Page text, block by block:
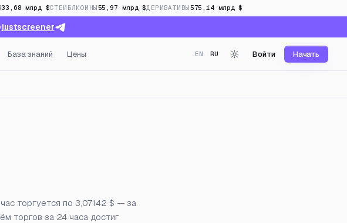
33,68 млрд $СТЕЙБЛКОИНЫ55,97 млрд $ДЕРИВАТИВЫ575,14 млрд $
База знаний Цены EN RU Войти Начать
в реальном времени
торгуется по 3,07142 $ — за
торгов за 24 часа достиг